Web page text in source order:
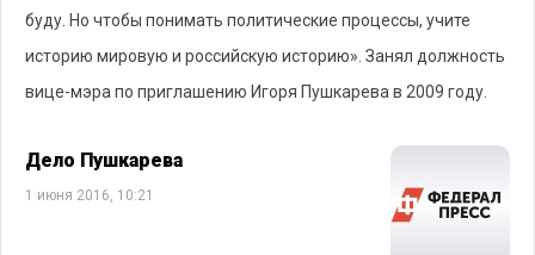
буду. Но чтобы понимать политические процессы, учите
историю мировую и российскую историю». Занял должность
вице-мэра по приглашению Игоря Пушкарева в 2009 году.
Дело Пушкарева
1 июня 2016, 10:21